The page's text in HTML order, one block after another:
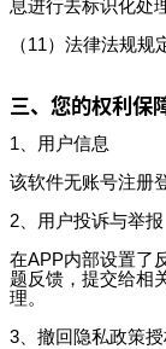
息进行去标识化处
（11）法律法规规
三、您的权利保
1、用户信息
该软件无账号注册
2、用户投诉与举报
在APP内部设置了
题反馈，提交给相
理。
3、撤回隐私政策授